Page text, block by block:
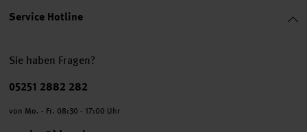
Service Hotline
Sie haben Fragen?
Telefonnummer
05251 2882 282
von Mo. - Fr. 08:30 - 17:00 Uhr